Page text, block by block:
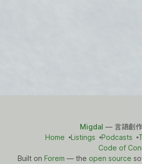
Migdal — 言語創作
Home
Listings Podcasts
Code of
Built on Forem — the open source